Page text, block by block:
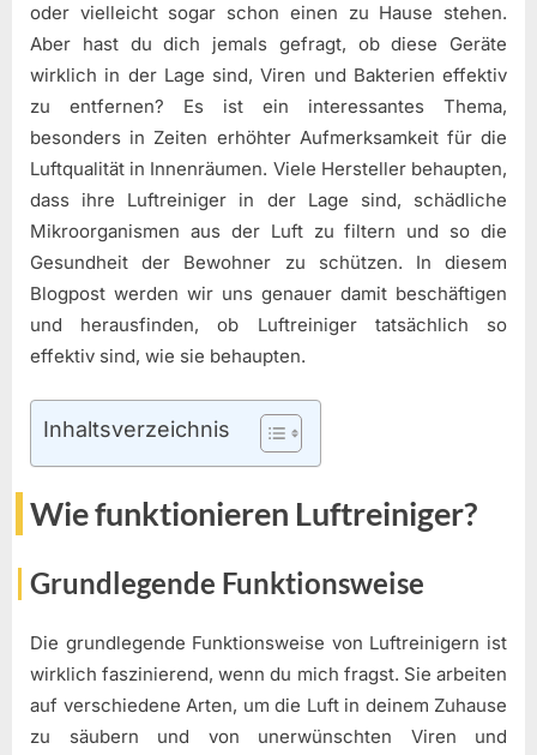
oder vielleicht sogar schon einen zu Hause stehen.
Aber hast du dich jemals gefragt, ob diese Geräte
wirklich in der Lage sind, Viren und Bakterien effektiv
zu entfernen? Es ist ein interessantes Thema,
besonders in Zeiten erhöhter Aufmerksamkeit für die
Luftqualität in Innenräumen. Viele Hersteller behaupten,
dass ihre Luftreiniger in der Lage sind, schädliche
Mikroorganismen aus der Luft zu filtern und so die
Gesundheit der Bewohner zu schützen. In diesem
Blogpost werden wir uns genauer damit beschäftigen
und herausfinden, ob Luftreiniger tatsächlich so
effektiv sind, wie sie behaupten.
Inhaltsverzeichnis
Wie funktionieren Luftreiniger?
Grundlegende Funktionsweise
Die grundlegende Funktionsweise von Luftreinigern ist
wirklich faszinierend, wenn du mich fragst. Sie arbeiten
auf verschiedene Arten, um die Luft in deinem Zuhause
zu säubern und von unerwünschten Viren und